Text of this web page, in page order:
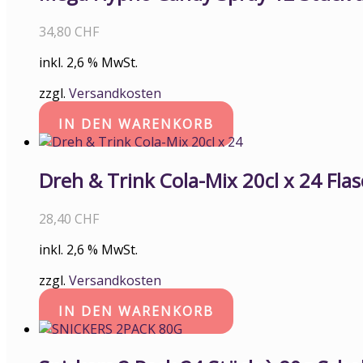
34,80 CHF
inkl. 2,6 % MwSt.
zzgl. Versandkosten
IN DEN WARENKORB
Dreh & Trink Cola-Mix 20cl x 24
28,40 CHF
inkl. 2,6 % MwSt.
zzgl. Versandkosten
IN DEN WARENKORB